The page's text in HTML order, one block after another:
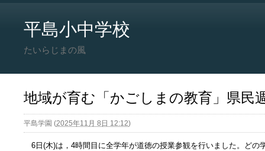
平島小中学校
たいらじまの風
地域が育む「かごしまの教育」県民
平島学園 (2025年11月 8日 12:12)
6日(木)は，4時間目に全学年が道徳の授業参観を行いました。どの